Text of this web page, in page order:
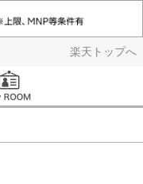
楽天トップへ